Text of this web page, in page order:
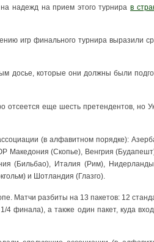
на надежд на прием этого турнирав
игр финального турнира выразили
досье, которые они должны были
отсеется еще шесть претендентов, но
(в алфавитном порядке):
Македония (Скопье), Венгрия
(Бильбао), Италия (Рим),
и Шотландия (Глазго).
Матчи разбиты на 13 пакетов: 12
4 финала), а также один пакет, куда